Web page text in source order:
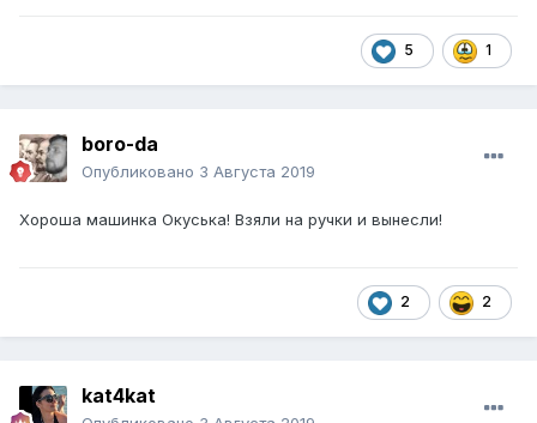
5 1
boro-da
Опубликовано 3 Августа 2019
Хороша машинка Окуська! Взяли на ручки и вынесли!
2 2
kat4kat